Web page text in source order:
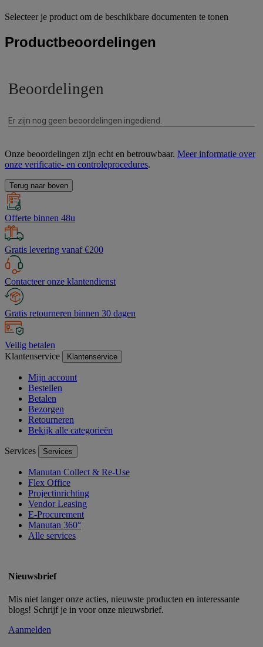
Selecteer je product om de beschikbare documenten te tonen
Productbeoordelingen
Onze beoordelingen zijn echt en betrouwbaar. Meer informatie over
onze verificatie- en controleprocedures.
Terug naar boven
Offerte binnen 48u
Gratis levering vanaf €200
Contacteer onze klantendienst
Gratis retourneren binnen 30 dagen
Veilig betalen
Klantenservice
Klantenservice
Mijn account
Bestellen
Betalen
Bezorgen
Retourneren
Bekijk alle categorieën
Services Services
Manutan Collect & Re-Use
Flex Office
Projectinrichting
Vendor Leasing
E-Procurement
Manutan 360°
Alle services
Nieuwsbrief
Mis niet langer onze acties, nieuwste producten en interessante
blogs! Schrijf je in voor onze nieuwsbrief.
Aanmelden